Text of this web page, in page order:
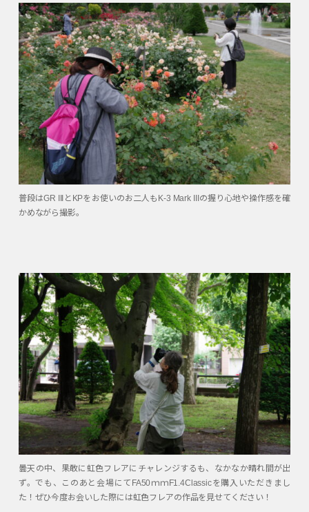
普段はGR IIIとKPをお使いのお二人もK-3 Mark IIIの握り心地や操作感を確
かめながら撮影。
曇天の中、果敢に虹色フレアにチャレンジするも、なかなか晴れ間が出
ず。でも、このあと会場にてFA50ｍｍF1.4Classicを購入いただきまし
た！ぜひ今度お会いした際には虹色フレアの作品を見せてください！